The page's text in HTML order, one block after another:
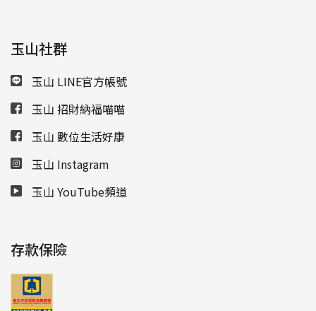
玉山社群
玉山 LINE官方帳號
玉山 招財納福喵喵
玉山 數位生活好康
玉山 Instagram
玉山 YouTube頻道
存款保險